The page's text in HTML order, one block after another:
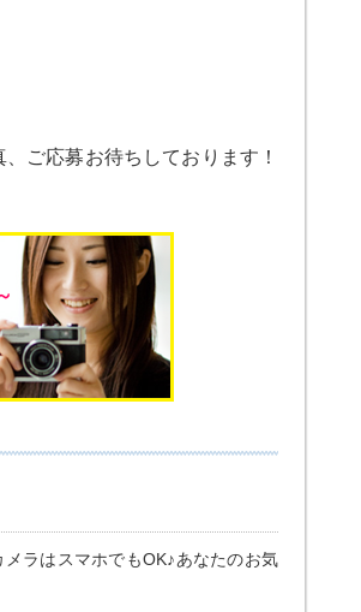
ご応募お待ちしております！
ラはスマホでもOK♪あなたのお気